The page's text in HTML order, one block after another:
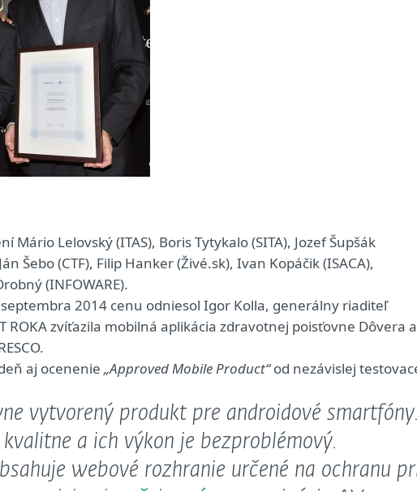
Mário Lelovský (ITAS), Boris Tytykalo (SITA), Jozef Šupšák
Šebo (CTF), Filip Hanker (Živé.sk), Ivan Kopáčik (ISACA),
(INFOWARE).
septembra 2014 cenu odniesol Igor Kolla, generálny riaditeľ
ROKA zvíťazila mobilná aplikácia zdravotnej poisťovne Dôvera a
aj ocenenie „Approved Mobile Product“od nezávislej
vytvorený produkt pre androidové
a ich výkon je bezproblémový.
webové rozhranie určené na ochranu